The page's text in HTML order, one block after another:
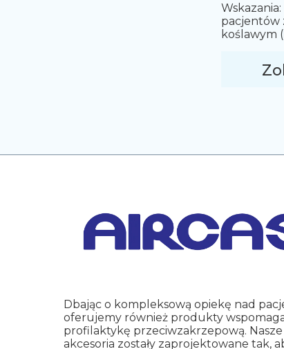
pacjentów
koślawym
Dbając o kompleksową opiekę nad
oferujemy również produkty
profilaktykę przeciwzakrzepową.
akcesoria zostały zaprojektowane tak,